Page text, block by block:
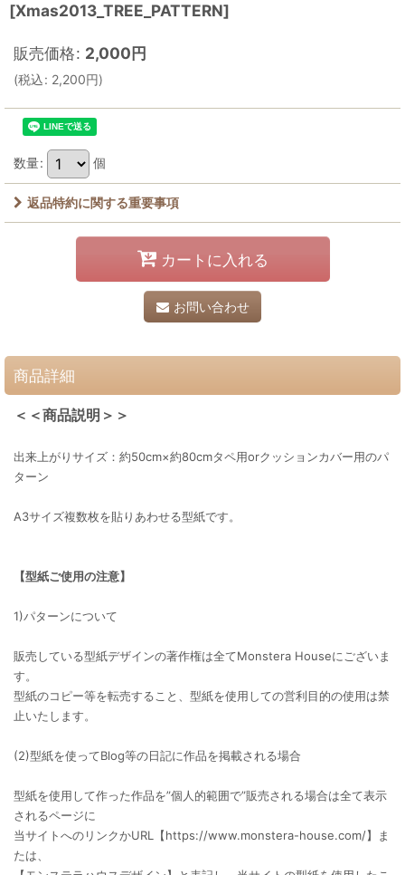
[Xmas2013_TREE_PATTERN]
販売価格: 2,000円
(税込: 2,200円)
数量: 個
返品特約に関する重要事項
カートに入れる
お問い合わせ
商品詳細
＜＜商品説明＞＞
出来上がりサイズ：約50cm×約80cmタペ用orクッションカバー用のパ
ターン
A3サイズ複数枚を貼りあわせる型紙です。
【型紙ご使用の注意】
1)パターンについて
販売している型紙デザインの著作権は全てMonstera Houseにございま
す。
型紙のコピー等を転売すること、型紙を使用しての営利目的の使用は禁
止いたします。
(2)型紙を使ってBlog等の日記に作品を掲載される場合
型紙を使用して作った作品を”個人的範囲で”販売される場合は全て表示
されるページに
当サイトへのリンクかURL【https://www.monstera-house.com/】ま
たは、